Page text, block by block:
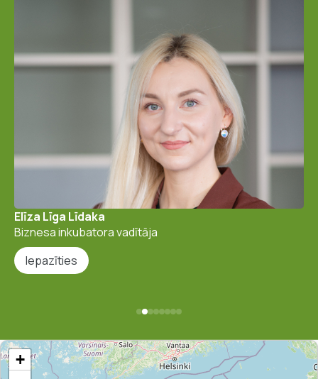
Zane Ģiga-Trušele
Biznesa koordinators
Iepazīties
+